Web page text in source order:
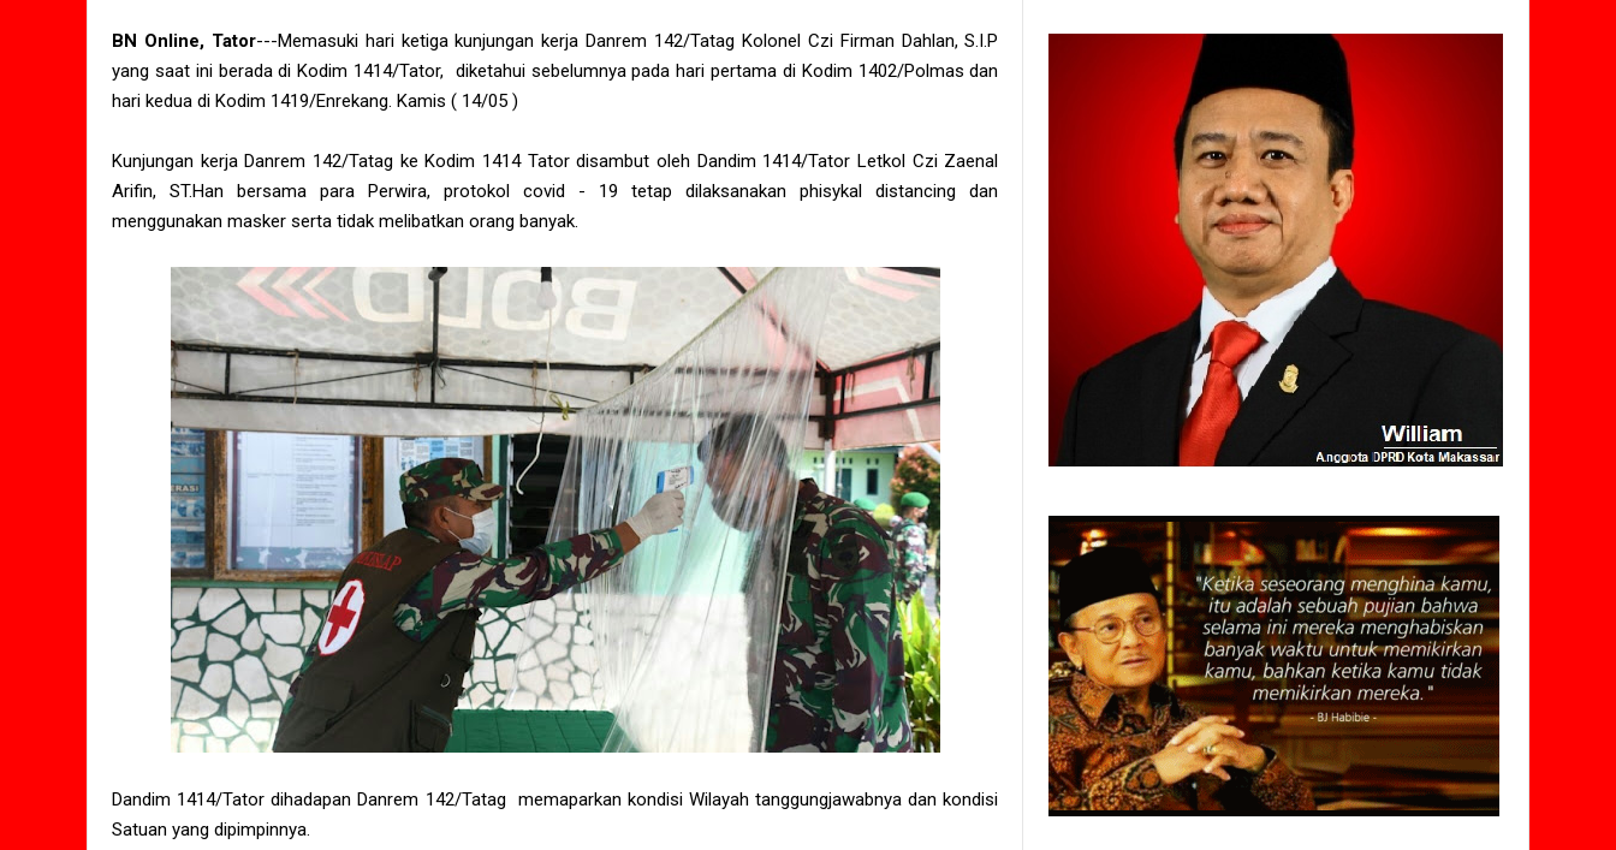
BN Online, Tator---Memasuki hari ketiga kunjungan kerja Danrem 142/Tatag Kolonel Czi Firman Dahlan, S.I.P
yang saat ini berada di Kodim 1414/Tator, diketahui sebelumnya pada hari pertama di Kodim 1402/Polmas dan
hari kedua di Kodim 1419/Enrekang. Kamis ( 14/05 )
Kunjungan kerja Danrem 142/Tatag ke Kodim 1414 Tator disambut oleh Dandim 1414/Tator Letkol Czi Zaenal
Arifin, ST.Han bersama para Perwira, protokol covid - 19 tetap dilaksanakan phisykal distancing dan
menggunakan masker serta tidak melibatkan orang banyak.
Dandim 1414/Tator dihadapan Danrem 142/Tatag memaparkan kondisi Wilayah tanggungjawabnya dan kondisi
Satuan yang dipimpinnya.